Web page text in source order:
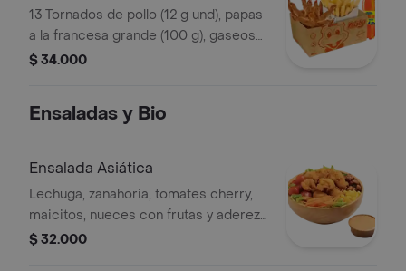
13 Tornados de pollo (12 g und), papas
a la francesa grande (100 g), gaseosa
(470 ml)
$ 34.000
Ensaladas y Bio
Ensalada Asiática
Lechuga, zanahoria, tomates cherry,
maicitos, nueces con frutas y aderezo
sésamo. Elige tu proteína entre
$ 32.000